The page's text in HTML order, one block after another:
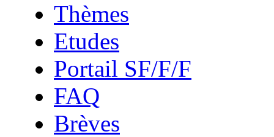
Thèmes
Etudes
Portail SF/F/F
FAQ
Brèves